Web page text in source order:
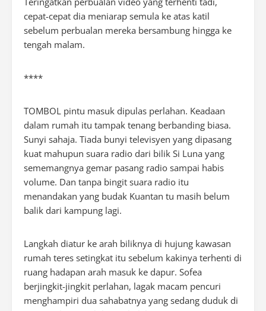
cepat-cepat dia meniarap semula ke atas katil
sebelum perbualan mereka bersambung hingga ke
tengah malam.
****
TOMBOL pintu masuk dipulas perlahan. Keadaan
dalam rumah itu tampak tenang berbanding biasa.
Sunyi sahaja. Tiada bunyi televisyen yang dipasang
kuat mahupun suara radio dari bilik Si Luna yang
sememangnya gemar pasang radio sampai habis
volume. Dan tanpa bingit suara radio itu
menandakan yang budak Kuantan tu masih belum
balik dari kampung lagi.
Langkah diatur ke arah biliknya di hujung kawasan
rumah teres setingkat itu sebelum kakinya terhenti di
ruang hadapan arah masuk ke dapur. Sofea
berjingkit-jingkit perlahan, lagak macam pencuri
menghampiri dua sahabatnya yang sedang duduk di